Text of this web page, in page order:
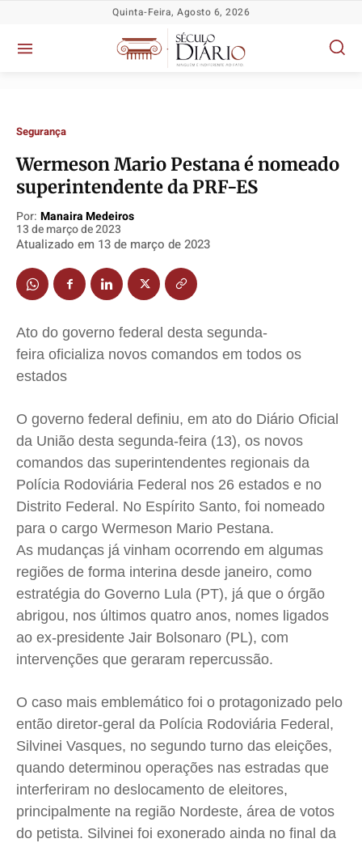
Política
Socioeconômicas
TV Século
Educação
Meio Ambiente
Saúde
Cidades
Economia
Cultura
Colunas
Caetano Roque
Gustavo Bastos
Jr Mignone (in memorian)
Publicidade Legal
Anuncie
Quem Somos
Contato
Anuncie
Termos de Uso
Política
Socioeconômicas
TV Século
Educação
Meio Ambiente
Saúde
Cidades
Economia
Cultura
Colunas
Caetano Roque
Gustavo Bastos
Jr Mignone (in memorian)
Publicidade Legal
Anuncie
Quem Somos
Contato
Anuncie
Termos de Uso
Política
Socioeconômicas
TV Século
Educação
Meio Ambiente
Saúde
Cidades
Economia
Cultura
Colunas
Caetano Roque
Gustavo Bastos
Jr Mignone (in memorian)
Publicidade Legal
Anuncie
Quem Somos
Contato
Anuncie
Termos de Uso
Política
Socioeconômicas
TV Século
Educação
Meio Ambiente
Saúde
Cidades
Economia
Cultura
Colunas
Caetano Roque
Gustavo Bastos
Jr Mignone (in memorian)
Publicidade Legal
Anuncie
Quem Somos
Contato
Anuncie
Termos de Uso
Quinta-Feira, Agosto 6, 2026
Segurança
Wermeson Mario Pestana é nomeado
superintendente da PRF-ES
Por: Manaira Medeiros
13 de março de 2023
Atualizado em 13 de março de 2023
Ato do governo federal desta segunda-
feira oficializa novos comandos em todos os
estados
O governo federal definiu, em ato do Diário Oficial
da União desta segunda-feira (13), os novos
comandos das superintendentes regionais da
Polícia Rodoviária Federal nos 26 estados e no
Distrito Federal. No Espírito Santo, foi nomeado
para o cargo Wermeson Mario Pestana.
As mudanças já vinham ocorrendo em algumas
regiões de forma interina desde janeiro, como
estratégia do Governo Lula (PT), já que o órgão
abrigou, nos últimos quatro anos, nomes ligados
ao ex-presidente Jair Bolsonaro (PL), com
intervenções que geraram repercussão.
O caso mais emblemático foi o protagonizado pelo
então diretor-geral da Polícia Rodoviária Federal,
Silvinei Vasques, no segundo turno das eleições,
quando determinou operações nas estradas que
interferiram no deslocamento de eleitores,
principalmente na região Nordeste, área de votos
do petista. Silvinei foi exonerado ainda no final da